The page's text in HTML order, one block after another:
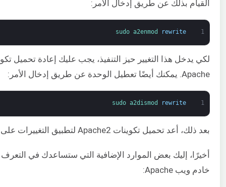
القيام بذلك عن طريق إدخال الأمر:
1
sudo a2enmod rewrite
لكي يدخل هذا التغيير حيز التنفيذ، يجب عليك إعادة تحميل
Apache. يمكنك أيضًا تعطيل الوحدة عن طريق إدخال الأمر:
1
sudo a2dismod rewrite
بعد ذلك، أعد تحميل تكوينات Apache2 لتطبيق التغييرات على الفور.
أخيرًا، إليك بعض الموارد الإضافية التي ستساعدك في
خادم ويب Apache: